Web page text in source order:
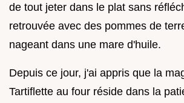
de tout jeter dans le plat sans
retrouvée avec des pommes de
nageant dans une mare d'huile.
Depuis ce jour, j'ai appris que la
Tartiflette au four réside dans la